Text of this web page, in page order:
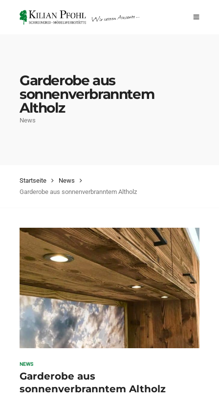
Garderobe aus
sonnenverbranntem
Altholz
News
Startseite
News
Garderobe aus sonnenverbranntem Altholz
NEWS
Garderobe aus
sonnenverbranntem Altholz